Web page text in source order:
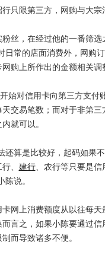
限第三方，网购与大宗
，在经过他的一番筛选
日常的店面消费外，网购
购上所作出的金额相关调
对信用卡向第三方支付
交易笔数；而对于非第
就可以。
算是比较好，起码如果
、 建行、农行等只要是信
说。
上消费额度从以往每天
言之，如果小陈要通过
而导致诸多不便。